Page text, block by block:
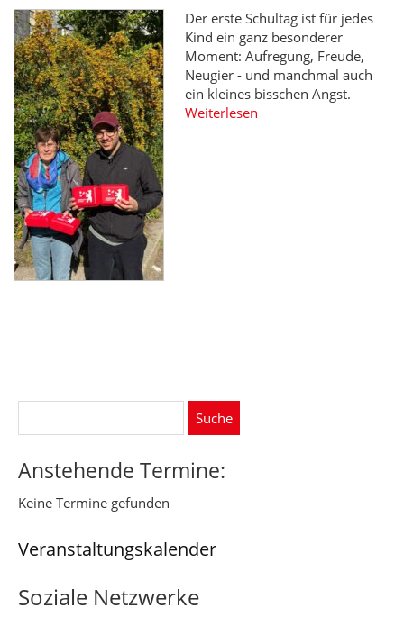
Der erste Schultag ist für jedes
Kind ein ganz besonderer
Moment: Aufregung, Freude,
Neugier - und manchmal auch
ein kleines bisschen Angst.
Weiterlesen
Anstehende Termine:
Keine Termine gefunden
Veranstaltungskalender
Soziale Netzwerke